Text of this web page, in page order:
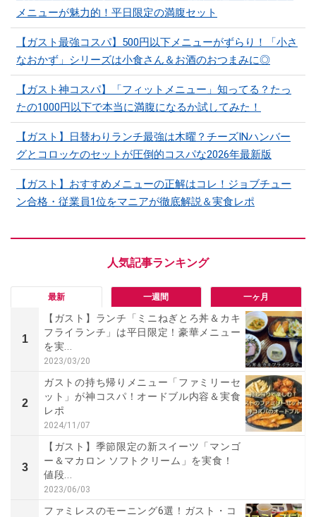
メニューが魅力的！平日限定の満腹セット
【ガスト最強コスパ】500円以下メニューがずらり！「小さ
なおかず」シリーズは小食さん＆お酒のおつまみに◎
【ガスト神コスパ】「フィットメニュー」知ってる？たっ
たの1000円以下で本当に満腹になるか試してみた！
【ガスト】日替わりランチ最強は木曜？チーズINハンバー
グとコロッケのセットが圧倒的コスパな2026年最新版
【ガスト】おすすめメニューの正解はコレ！ジョブチュー
ン合格・従業員1位をマニアが徹底解説＆実食レポ
最新 一週間 一ヶ月
1
【ガスト】ランチ「ミニねぎとろ丼＆カキ
フライランチ」は平日限定！豪華メニュー
を実...
2023/03/20
2
ガストの持ち帰りメニュー「ファミリーセ
ット」が神コスパ！オードブル内容＆実食
レポ
2024/11/07
3
【ガスト】季節限定の新スイーツ「マンゴ
ー＆マカロン ソフトクリーム」を実食！
値段...
2023/06/03
ファミレスのモーニング6選！ガスト・コ